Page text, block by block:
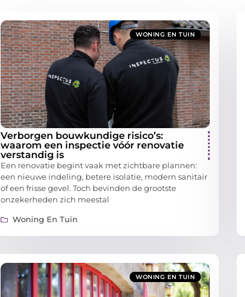
WONING EN TUIN
Verborgen bouwkundige risico’s:
waarom een inspectie vóór renovatie
verstandig is
Een renovatie begint vaak met zichtbare plannen:
een nieuwe indeling, betere isolatie, modern sanitair
of een frisse gevel. Toch bevinden de grootste
onzekerheden zich meestal
Woning En Tuin
WONING EN TUIN